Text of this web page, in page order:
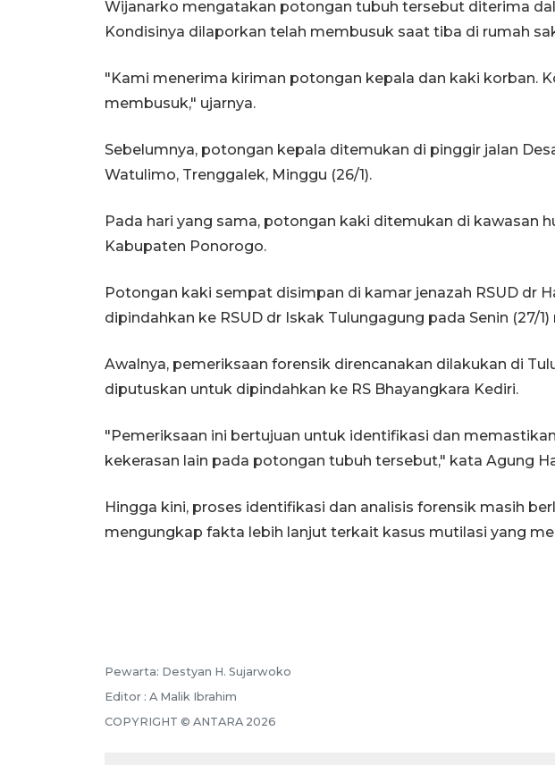
Wijanarko mengatakan potongan tubuh tersebut diterima
Kondisinya dilaporkan telah membusuk saat tiba di rumah
"Kami menerima kiriman potongan kepala dan kaki korban.
membusuk," ujarnya.
Sebelumnya, potongan kepala ditemukan di pinggir jalan
Watulimo, Trenggalek, Minggu (26/1).
Pada hari yang sama, potongan kaki ditemukan di kawasan
Kabupaten Ponorogo.
Potongan kaki sempat disimpan di kamar jenazah RSUD dr
dipindahkan ke RSUD dr Iskak Tulungagung pada Senin (27/1)
Awalnya, pemeriksaan forensik direncanakan dilakukan di
diputuskan untuk dipindahkan ke RS Bhayangkara Kediri.
"Pemeriksaan ini bertujuan untuk identifikasi dan
kekerasan lain pada potongan tubuh tersebut," kata Agung
Hingga kini, proses identifikasi dan analisis forensik masih
mengungkap fakta lebih lanjut terkait kasus mutilasi yang
Pewarta: Destyan H. Sujarwoko
Editor : A Malik Ibrahim
COPYRIGHT © ANTARA 2026